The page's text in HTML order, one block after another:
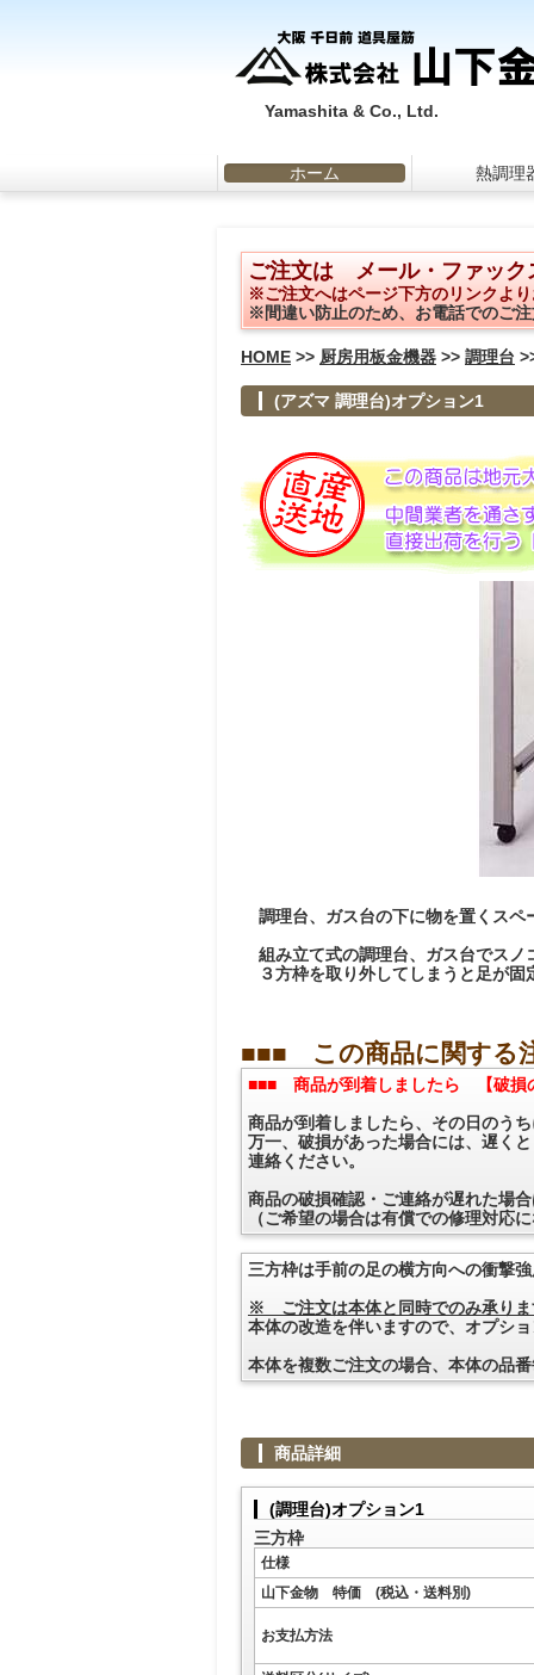
Yamashita & Co., Ltd.
ホーム 熱調理
ご注文は メール・ファッ
※ご注文へはページ下方のリンクよ
※間違い防止のため、お電話でのご
HOME >> 厨房用板金機器 >> 調理台
(アズマ 調理台)オプション1
調理台、ガス台の下に物を置くス
組み立て式の調理台、ガス台でス
３方枠を取り外してしまうと足が
■■■ この商品に関する
■■■ 商品が到着しましたら 【破
商品が到着しましたら、その日のう
万一、破損があった場合には、遅く
連絡ください。
商品の破損確認・ご連絡が遅れた場
（ご希望の場合は有償での修理対応
三方枠は手前の足の横方向への衝撃
※ ご注文は本体と同時でのみ承り
本体の改造を伴いますので、オプシ
本体を複数ご注文の場合、本体の品
商品詳細
(調理台)オプション1
三方枠
仕様
山下金物 特価 (税込・送料別)
お支払方法